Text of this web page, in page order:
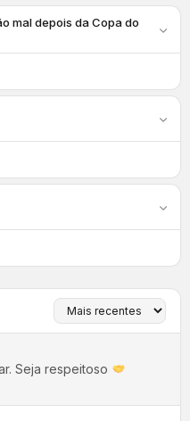
mal depois da Copa do
Seja respeitoso